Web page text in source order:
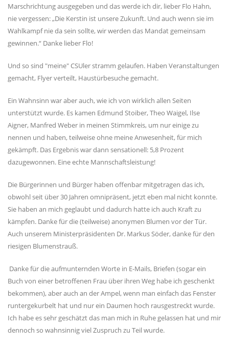
Marschrichtung ausgegeben und das werde ich dir, lieber Flo Hahn,
nie vergessen: „Die Kerstin ist unsere Zukunft. Und auch wenn sie im
Wahlkampf nie da sein sollte, wir werden das Mandat gemeinsam
gewinnen.“ Danke lieber Flo!
Und so sind "meine" CSUler stramm gelaufen. Haben Veranstaltungen
gemacht, Flyer verteilt, Haustürbesuche gemacht.
Ein Wahnsinn war aber auch, wie ich von wirklich allen Seiten
unterstützt wurde. Es kamen Edmund Stoiber, Theo Waigel, Ilse
Aigner, Manfred Weber in meinen Stimmkreis, um nur einige zu
nennen und haben, teilweise ohne meine Anwesenheit, für mich
gekämpft. Das Ergebnis war dann sensationell: 5,8 Prozent
dazugewonnen. Eine echte Mannschaftsleistung!
Die Bürgerinnen und Bürger haben offenbar mitgetragen das ich,
obwohl seit über 30 Jahren omnipräsent, jetzt eben mal nicht konnte.
Sie haben an mich geglaubt und dadurch hatte ich auch Kraft zu
kämpfen. Danke für die (teilweise) anonymen Blumen vor der Tür.
Auch unserem Ministerpräsidenten Dr. Markus Söder, danke für den
riesigen Blumenstrauß.
Danke für die aufmunternden Worte in E-Mails, Briefen (sogar ein
Buch von einer betroffenen Frau über ihren Weg habe ich geschenkt
bekommen), aber auch an der Ampel, wenn man einfach das Fenster
runtergekurbelt hat und nur ein Daumen hoch rausgestreckt wurde.
Ich habe es sehr geschätzt das man mich in Ruhe gelassen hat und mir
dennoch so wahnsinnig viel Zuspruch zu Teil wurde.